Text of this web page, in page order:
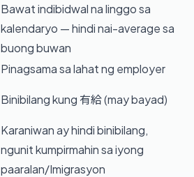
Bawat indibidwal na linggo sa
kalendaryo — hindi nai-average sa
buong buwan
Pinagsama sa lahat ng employer
Binibilang kung 有給 (may bayad)
Karaniwan ay hindi binibilang,
ngunit kumpirmahin sa iyong
paaralan/Imigrasyon